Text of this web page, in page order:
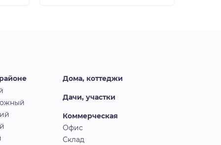
Дома, коттеджи
Дачи, участки
Коммерческая
Офис
Склад